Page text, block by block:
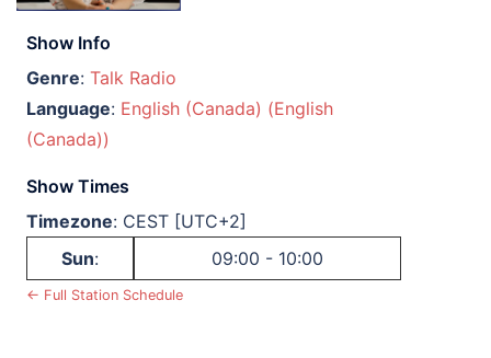
Show Info
Genre:Talk Radio
Language: English (Canada) (English
(Canada))
Show Times
Timezone: CEST [UTC+2]
Sun: 09:00 - 10:00
← Full Station Schedule